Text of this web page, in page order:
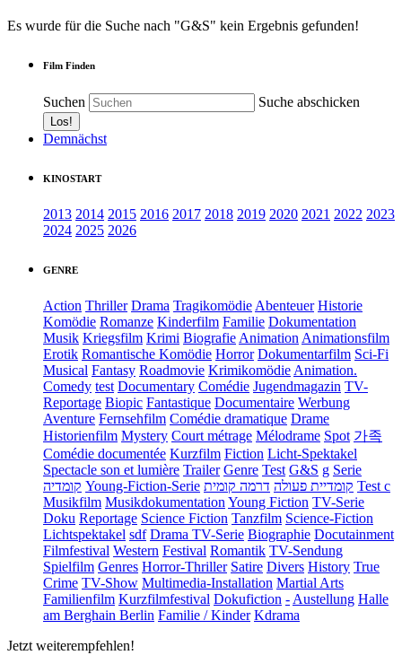
Es wurde für die Suche nach "G&S" kein Ergebnis gefunden!
Film Finden
Suchen Suche abschicken
Demnächst
KINOSTART
2013 2014 2015 2016 2017 2018 2019 2020 2021 2022 2023
2024 2025 2026
GENRE
Action Thriller Drama Tragikomödie Abenteuer Historie
Komödie Romanze Kinderfilm Familie Dokumentation
Musik Kriegsfilm Krimi Biografie Animation Animationsfilm
Erotik Romantische Komödie Horror Dokumentarfilm Sci-Fi
Musical Fantasy Roadmovie Krimikomödie Animation.
Comedy test Documentary Comédie Jugendmagazin TV-
Reportage Biopic Fantastique Documentaire Werbung
Aventure Fernsehfilm Comédie dramatique Drame
Historienfilm Mystery Court métrage Mélodrame Spot 가족
Comédie documentée Kurzfilm Fiction Licht-Spektakel
Spectacle son et lumière Trailer Genre Test G&S g Serie
קומדיה Young-Fiction-Serie קומדיית פעולה דרמה קומית
Test c
Musikfilm Musikdokumentation Young Fiction TV-Serie
Doku Reportage Science Fiction Tanzfilm Science-Fiction
Lichtspektakel sdf Drama TV-Serie Biographie Docutainment
Filmfestival Western Festival Romantik TV-Sendung
Spielfilm Genres Horror-Thriller Satire Divers History True
Crime TV-Show Multimedia-Installation Martial Arts
Familienfilm Kurzfilmfestival Dokufiction - Austellung Halle
am Berghain Berlin Familie / Kinder Kdrama
Jetzt weiterempfehlen!